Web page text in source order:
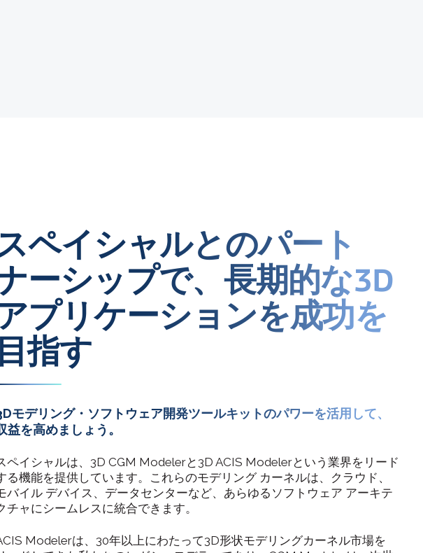
ペイシャルとのパート
ーシップで、長期的な3D
プリケーションを成功を
目指す
モデリング・ソフトウェア開発ツールキットのパワーを活用して、
益を高めましょう。
ペイシャルは、3D CGM Modelerと3D ACIS Modelerという業界をリード
る機能を提供しています。これらのモデリング カーネルは、クラウド、
バイル デバイス、データセンターなど、あらゆるソフトウェア アーキテ
チャにシームレスに統合できます。
Modelerは、30年以上にわたって3D形状モデリングカーネル市場を